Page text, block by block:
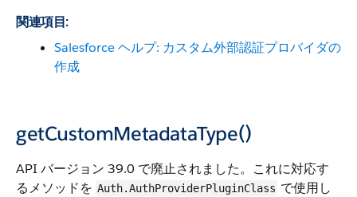
関連項目:
Salesforce ヘルプ: カスタム外部認証プロバイダの
作成
getCustomMetadataType()
API バージョン 39.0 で廃止されました。これに対応す
るメソッドを Auth.AuthProviderPluginClass で使用し